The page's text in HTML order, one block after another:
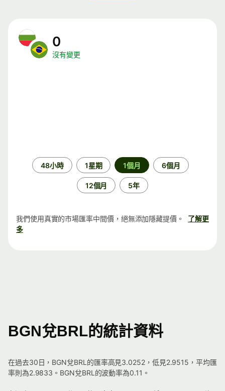
0
沒有變更
48小時 1星期 1個月 6個月
12個月 5年
我們使用真實的市場匯率中間價，絕無添加隱藏提價。
了解更
多
BGN兌BRL的統計資料
在過去30日，BGN兌BRL的匯率高見3.0252，低見2.9515，平均匯
率則為2.9833。BGN兌BRL的波動率為0.11。